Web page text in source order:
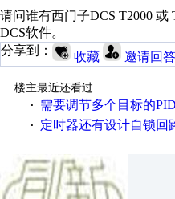
请问谁有西门子DCS T2000
DCS软件。
分享到：
收藏 邀请回答
楼主最近还看过
·
需要调节多个目标的PID该
· 定时器还有设计自锁回